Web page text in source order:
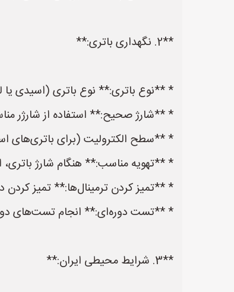
**2. نگهداری باتری:**
* **نوع باتری:** نوع باتری (اسیدی یا
* **شارژ صحیح:** استفاده از شارژر
* **سطح الکترولیت (برای باتری‌های
* **تهویه مناسب:** هنگام شارژ
* **تمیز کردن ترمینال‌ها:** تمیز کردن
* **تست دوره‌ای:** انجام تست‌های
**3. شرایط محیطی ایران:**